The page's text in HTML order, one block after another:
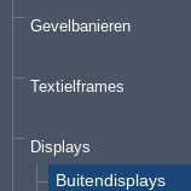
Gevelbanieren
Textielframes
Displays
Buitendisplays